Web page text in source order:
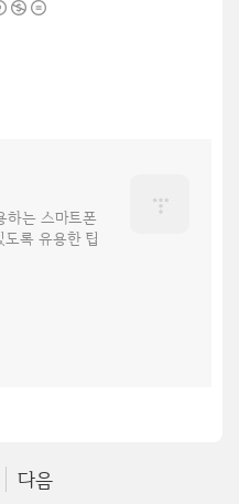
하는 스마트폰
록 유용한 팁
다음